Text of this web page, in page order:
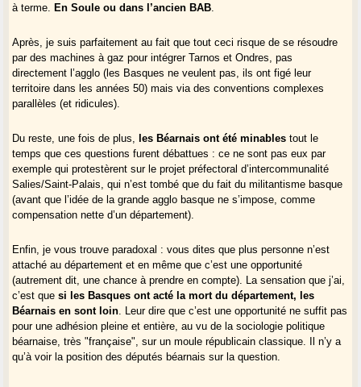
à terme.
En Soule ou dans l’ancien BAB
Après, je suis parfaitement au fait que tout ceci risque de se résoudre
par des machines à gaz pour intégrer Tarnos et Ondres, pas
directement l’agglo (les Basques ne veulent pas, ils ont figé leur
territoire dans les années 50) mais via des conventions complexes
parallèles (et ridicules).
Du reste, une fois de plus, les Béarnais ont été minables tout le
temps que ces questions furent débattues : ce ne sont pas eux par
exemple qui protestèrent sur le projet préfectoral d’intercommunalité
Salies/Saint-Palais, qui n’est tombé que du fait du militantisme basque
(avant que l’idée de la grande agglo basque ne s’impose, comme
compensation nette d’un département).
Enfin, je vous trouve paradoxal : vous dites que plus personne n’est
attaché au département et en même que c’est une opportunité
(autrement dit, une chance à prendre en compte). La sensation que j’ai,
c’est quesi les Basques ont acté la mort du département, les
Béarnais en sont loin . Leur dire que c’est une opportunité ne suffit pas
pour une adhésion pleine et entière, au vu de la sociologie politique
béarnaise, très "française", sur un moule républicain classique. Il n’y a
qu’à voir la position des députés béarnais sur la question.